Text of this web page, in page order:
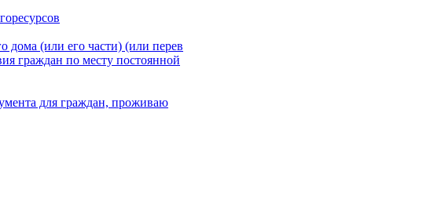
дома (или его части) (или перев
граждан по месту постоянной
для граждан, проживаю